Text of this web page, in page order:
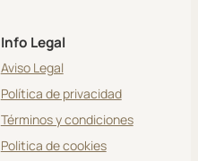
Info Legal
Aviso Legal
Política de privacidad
Términos y condiciones
Politica de cookies